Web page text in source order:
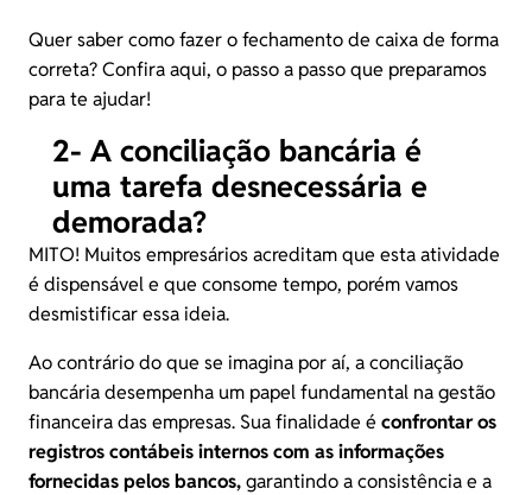
Quer saber como fazer o fechamento de caixa de forma
correta?Confira aqui, o passo a passo que preparamos
para te ajudar!
2- A conciliação bancária é
uma tarefa desnecessária e
demorada?
MITO! Muitos empresários acreditam que esta atividade
é dispensável e que consome tempo, porém vamos
desmistificar essa ideia.
Ao contrário do que se imagina por aí, a conciliação
bancária desempenha um papel fundamental na gestão
financeira das empresas. Sua finalidade é confrontar os
registros contábeis internos com as informações
fornecidas pelos bancos,garantindo a consistência e a